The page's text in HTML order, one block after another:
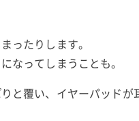
ったりします。
なってしまうことも。
と覆い、イヤーパッドが